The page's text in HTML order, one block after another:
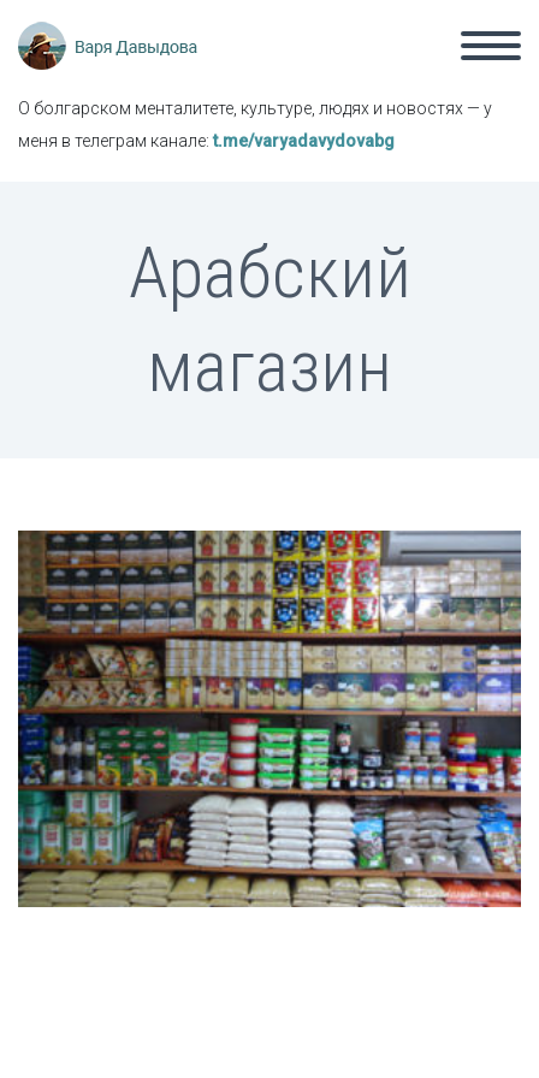
О болгарском менталитете, культуре, людях и новостях — у
меня в телеграм канале:t.me/varyadavydovabg
Арабский
магазин